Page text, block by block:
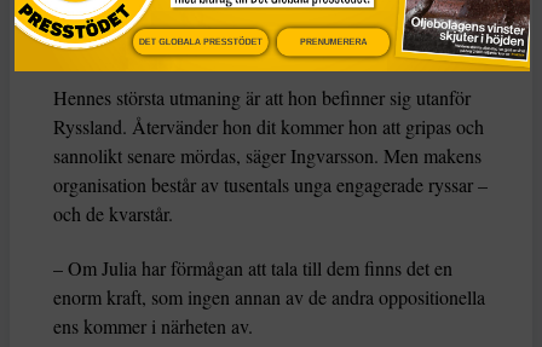
– Allt kring Julia Navalnaja vittnar om en otroligt
kompetent kvinna.
Hennes största utmaning är att hon befinner sig utanför
Ryssland. Återvänder hon dit kommer hon att gripas och
sannolikt senare mördas, säger Ingvarsson. Men makens
organisation består av tusentals unga engagerade ryssar –
och de kvarstår.
– Om Julia har förmågan att tala till dem finns det en
enorm kraft, som ingen annan av de andra oppositionella
ens kommer i närheten av.
DET GLOBALA PRESSTÖDET PRENUMERERA